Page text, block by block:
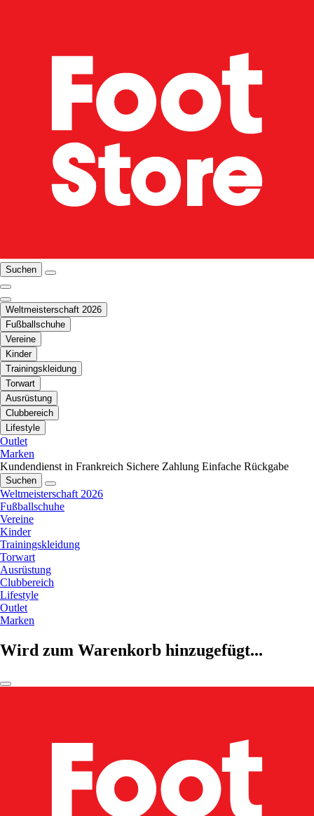
Suchen
Weltmeisterschaft 2026
Fußballschuhe
Vereine
Kinder
Trainingskleidung
Torwart
Ausrüstung
Clubbereich
Lifestyle
Outlet
Marken
Kundendienst in Frankreich Sichere Zahlung Einfache Rückgabe
Suchen
Weltmeisterschaft 2026
Fußballschuhe
Vereine
Kinder
Trainingskleidung
Torwart
Ausrüstung
Clubbereich
Lifestyle
Outlet
Marken
Wird zum Warenkorb hinzugefügt...